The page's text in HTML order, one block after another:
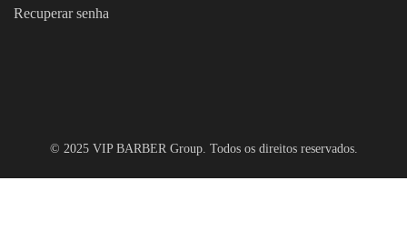
Recuperar senha
© 2025 VIP BARBER Group. Todos os direitos reservados.